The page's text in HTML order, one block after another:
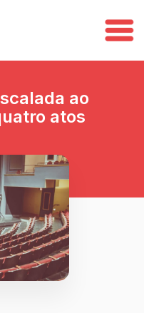
ao
atos